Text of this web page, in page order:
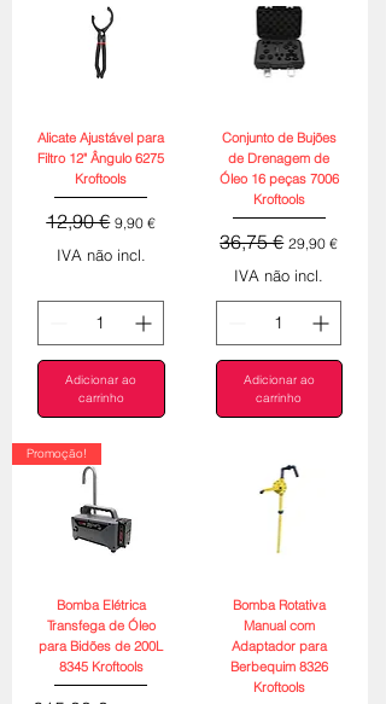
Alicate Ajustável para
Filtro 12" Ângulo 6275
Kroftools
Preço normal
12,90 € Preço promocional
9,90 €
IVA não incl.
Adicionar ao
carrinho
Conjunto de Bujões
de Drenagem de
Óleo 16 peças 7006
Kroftools
Preço normal
36,75 € Preço
29,90 €
IVA não incl.
Adicionar ao
carrinho
Promoção!
Bomba Elétrica
Transfega de Óleo
para Bidões de 200L
8345 Kroftools
Bomba Rotativa
Manual com
Adaptador para
Berbequim 8326
Kroftools